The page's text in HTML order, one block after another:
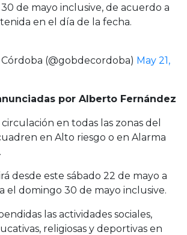
de mayo inclusive, de acuerdo a
en el día de la fecha.
(@gobdecordoba) May 21,
por Alberto Fernández
en todas las zonas del
en Alto riesgo o en Alarma
desde este sábado 22 de mayo a
el domingo 30 de mayo inclusive.
las actividades sociales,
religiosas y deportivas en